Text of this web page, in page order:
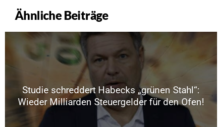
Ähnliche Beiträge
Studie schreddert Habecks „grünen Stahl“:
Wieder Milliarden Steuergelder für den Ofen!